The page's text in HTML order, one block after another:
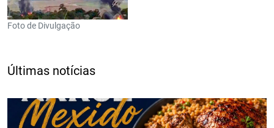
Foto de Divulgação
Últimas notícias